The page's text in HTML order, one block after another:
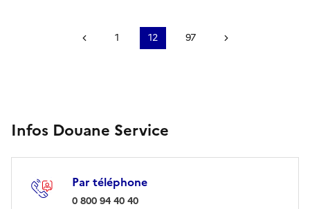
Précédent
1 12 97
Infos Douane Service
Par téléphone
: 0 800 94 40 40
0 800 94 40 40